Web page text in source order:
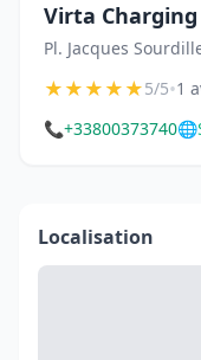
Virta
Pl. Jacques
★★★★★5/5•1
📞+33800373740🌐
Localisation